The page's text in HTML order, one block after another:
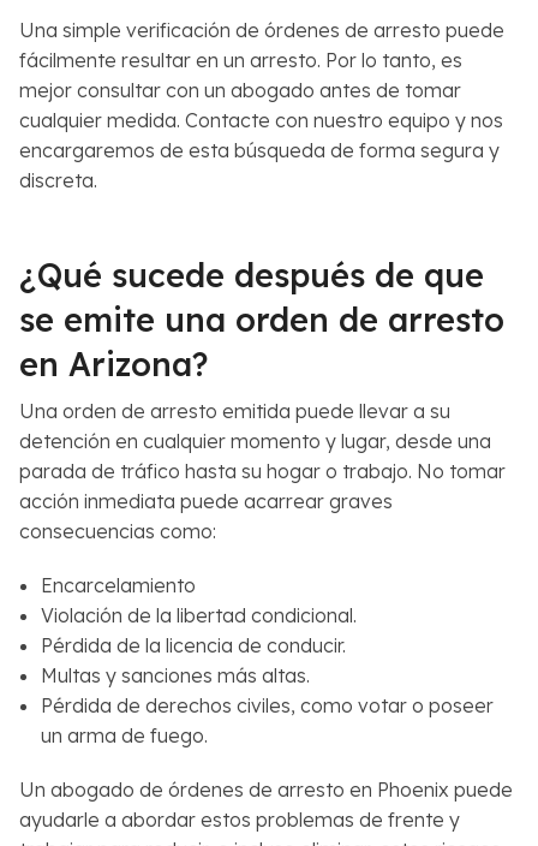
Una simple verificación de órdenes de arresto puede
fácilmente resultar en un arresto. Por lo tanto, es
mejor consultar con un abogado antes de tomar
cualquier medida. Contacte con nuestro equipo y nos
encargaremos de esta búsqueda de forma segura y
discreta.
¿Qué sucede después de que
se emite una orden de arresto
en Arizona?
Una orden de arresto emitida puede llevar a su
detención en cualquier momento y lugar, desde una
parada de tráfico hasta su hogar o trabajo. No tomar
acción inmediata puede acarrear graves
consecuencias como:
Encarcelamiento
Violación de la libertad condicional.
Pérdida de la licencia de conducir.
Multas y sanciones más altas.
Pérdida de derechos civiles, como votar o poseer
un arma de fuego.
Un abogado de órdenes de arresto en Phoenix puede
ayudarle a abordar estos problemas de frente y